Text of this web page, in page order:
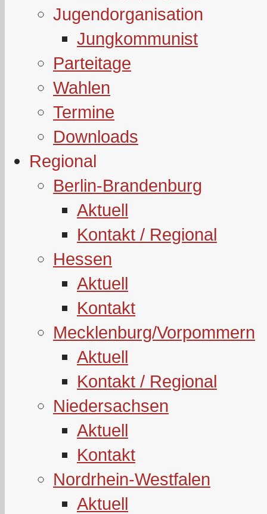
Jugendorganisation
Jungkommunist
Parteitage
Wahlen
Termine
Downloads
Regional
Berlin-Brandenburg
Aktuell
Kontakt / Regional
Hessen
Aktuell
Kontakt
Mecklenburg/Vorpommern
Aktuell
Kontakt / Regional
Niedersachsen
Aktuell
Kontakt
Nordrhein-Westfalen
Aktuell